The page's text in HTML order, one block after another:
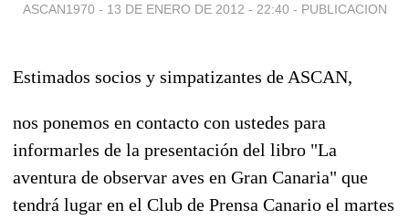
ASCAN1970 - 13 DE ENERO DE 2012 - 22:40 - PUBLICACION
Estimados socios y simpatizantes de ASCAN,
nos ponemos en contacto con ustedes para
informarles de la presentación del libro "La
aventura de observar aves en Gran Canaria" que
tendrá lugar en el Club de Prensa Canario el martes